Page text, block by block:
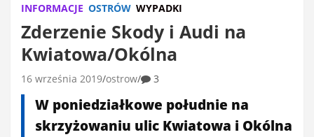
INFORMACJE OSTRÓW WYPADKI
Zderzenie Skody i Audi na
Kwiatowa/Okólna
16 września 2019 ostrow 3
W poniedziałkowe południe na
skrzyżowaniu ulic Kwiatowa i Okólna